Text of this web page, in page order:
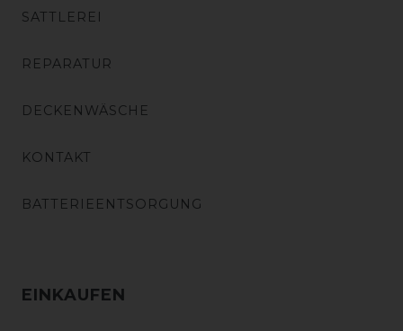
SATTLEREI
REPARATUR
DECKENWÄSCHE
KONTAKT
BATTERIEENTSORGUNG
EINKAUFEN